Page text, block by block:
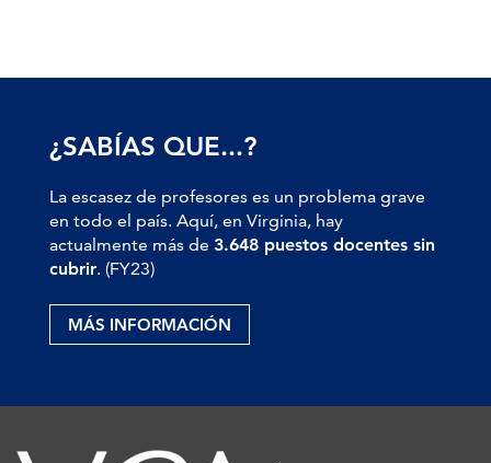
¿SABÍAS QUE...?
La escasez de profesores es un problema grave
en todo el país. Aquí, en Virginia, hay
actualmente más de 3.648 puestos docentes sin
cubrir. (FY23)
MÁS INFORMACIÓN